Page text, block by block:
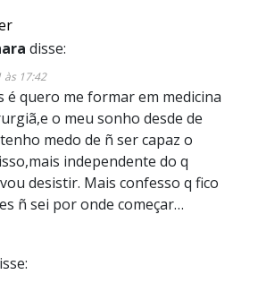
disse:
às 17:42
é quero me formar em medicina
o meu sonho desde de
medo de ñ ser capaz o
independente do q
desistir. Mais confesso q fico
ñ sei por onde começar…